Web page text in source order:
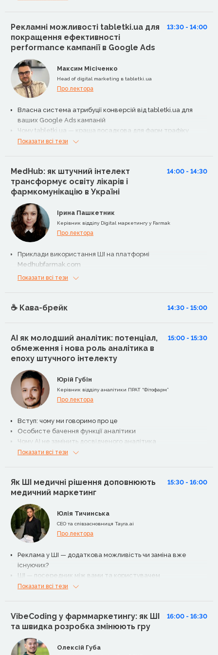
Рекламні можливості tabletki.ua для
покращення ефективності
performance кампанії в Google Ads
13:30 - 14:00
Максим Місіченко
Head of digital marketing в tabletki.ua
Про лектора
Власна система атрибуції конверсій від tabletki.ua для
ваших Google Ads кампаній
Чому tabletki.ua — краща посадкова для фарм трафіку
Показати всі тези
MedHub: як штучний інтелект
трансформує освіту лікарів і
фармкомунікацію в Україні
14:00 - 14:30
Ірина Пашкетник
Керівник відділу Digital маркетингу у Farmak
Про лектора
Приклади використання ШІ на платформі
Medhubfarmak.com
Показати всі тези
☕️ Кава-брейк 14:30 - 15:00
AI як молодший аналітик: потенціал,
обмеження і нова роль аналітика в
епоху штучного інтелекту
15:00 - 15:30
Юрій Губін
Керівник відділу аналітики ПРАТ “Фітофарм”
Про лектора
Вступ: чому ми говоримо про це
Особисте бачення функції аналітики
Чому AI не замінить досвідченого аналітика
AI як молодший аналітик
Показати всі тези
Як ШІ медичні рішення доповнюють
медичний маркетинг
15:30 - 16:00
Юлія Тичинська
CEO та співзасновниця Tayra.ai
Про лектора
Реклама у ШІ — додаткова можливість чи заміна вже
існуючих?
ШІ — посередник між вами та користувачем
Тренди медичної реклами у ШІ
Показати всі тези
VibeCoding у фарммаркетингу: як ШІ
та швидка розробка змінюють гру
16:00 - 16:30
Олексій Губа